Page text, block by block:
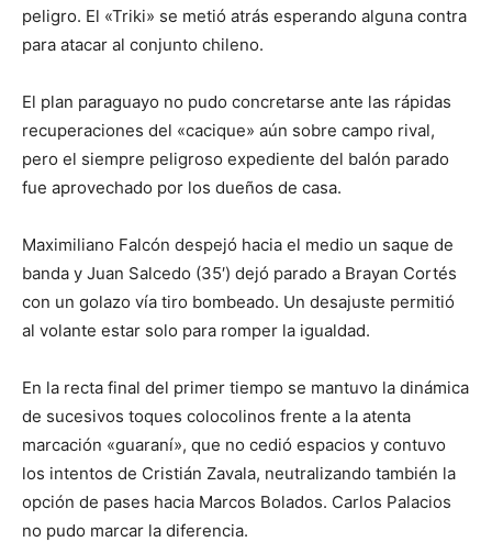
peligro. El «Triki» se metió atrás esperando alguna contra
para atacar al conjunto chileno.
El plan paraguayo no pudo concretarse ante las rápidas
recuperaciones del «cacique» aún sobre campo rival,
pero el siempre peligroso expediente del balón parado
fue aprovechado por los dueños de casa.
Maximiliano Falcón despejó hacia el medio un saque de
banda y Juan Salcedo (35′) dejó parado a Brayan Cortés
con un golazo vía tiro bombeado. Un desajuste permitió
al volante estar solo para romper la igualdad.
En la recta final del primer tiempo se mantuvo la dinámica
de sucesivos toques colocolinos frente a la atenta
marcación «guaraní», que no cedió espacios y contuvo
los intentos de Cristián Zavala, neutralizando también la
opción de pases hacia Marcos Bolados. Carlos Palacios
no pudo marcar la diferencia.